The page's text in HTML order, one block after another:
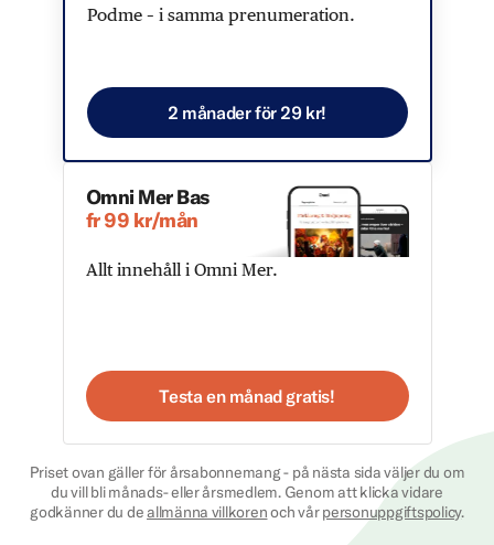
Podme – i samma prenumeration.
2 månader för 29 kr!
Omni Mer Bas
fr 99 kr/mån
Allt innehåll i Omni Mer.
Testa en månad gratis!
Priset ovan gäller för årsabonnemang - på nästa sida väljer du om
du vill bli månads- eller årsmedlem. Genom att klicka vidare
godkänner du deallmänna villkorenoch vårpersonuppgiftspolicy.